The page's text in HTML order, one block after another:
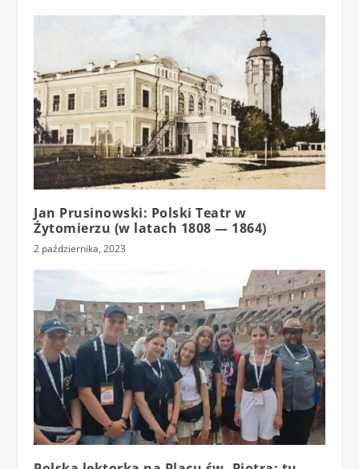
Jan Prusinowski: Polski Teatr w
Żytomierzu (w latach 1808 — 1864)
2 października, 2023